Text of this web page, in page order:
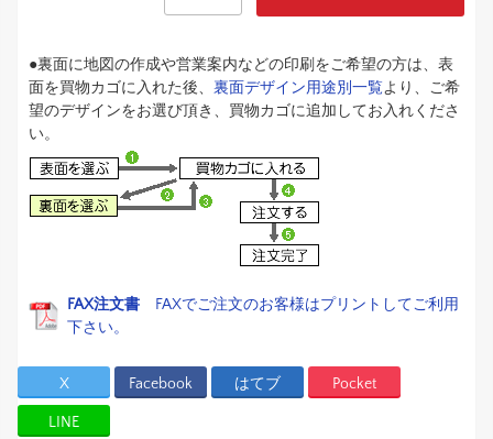
●裏面に地図の作成や営業案内などの印刷をご希望の方は、表
面を買物カゴに入れた後、 裏面デザイン用途別一覧より、ご希
望のデザインをお選び頂き、買物カゴに追加してお入れくださ
い。
FAX注文書 FAXでご注文のお客様はプリントしてご利用
下さい。
X Facebook はてブ Pocket
LINE